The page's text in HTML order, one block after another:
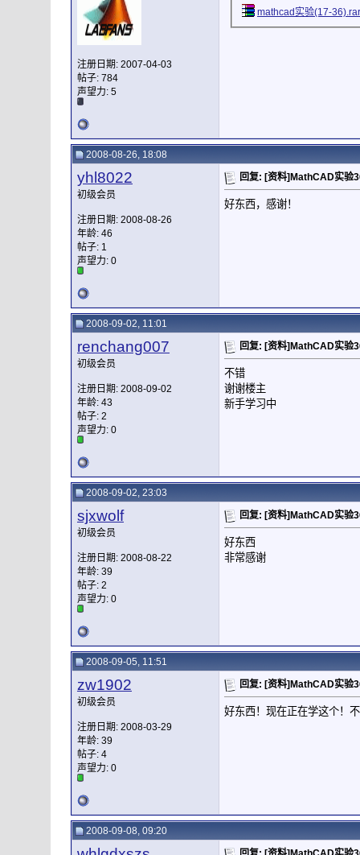
注册日期: 2007-04-03
帖子: 784
声望力: 5
mathcad实验(17-36).rar
2008-08-26, 18:08
yhl8022
初级会员
注册日期: 2008-08-26
年龄: 46
帖子: 1
声望力: 0
回复: [资料]MathCAD实验
好东西，感谢！
2008-09-02, 11:01
renchang007
初级会员
注册日期: 2008-09-02
年龄: 43
帖子: 2
声望力: 0
回复: [资料]MathCAD实验
不错
谢谢楼主
新手学习中
2008-09-02, 23:03
sjxwolf
初级会员
注册日期: 2008-08-22
年龄: 39
帖子: 2
声望力: 0
回复: [资料]MathCAD实验
好东西
非常感谢
2008-09-05, 11:51
zw1902
初级会员
注册日期: 2008-03-29
年龄: 39
帖子: 4
声望力: 0
回复: [资料]MathCAD实验
好东西！现在正在学这个！
2008-09-08, 09:20